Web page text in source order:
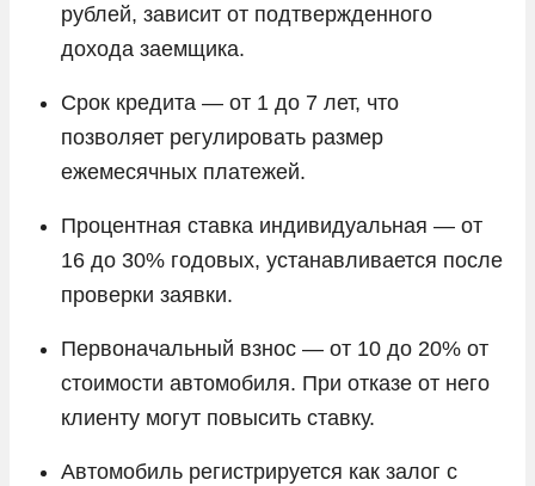
рублей, зависит от подтвержденного
дохода заемщика.
Срок кредита — от 1 до 7 лет, что
позволяет регулировать размер
ежемесячных платежей.
Процентная ставка индивидуальная — от
16 до 30% годовых, устанавливается после
проверки заявки.
Первоначальный взнос — от 10 до 20% от
стоимости автомобиля. При отказе от него
клиенту могут повысить ставку.
Автомобиль регистрируется как залог с